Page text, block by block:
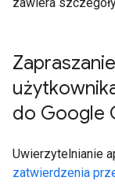
do Google
Uwierzytelnianie
zatwierdzenia